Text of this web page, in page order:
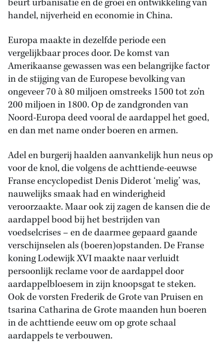
beurt urbanisatie en de groei en ontwikkeling van
handel, nijverheid en economie in China.
Europa maakte in dezelfde periode een
vergelijkbaar proces door. De komst van
Amerikaanse gewassen was een belangrijke factor
in de stijging van de Europese bevolking van
ongeveer 70 à 80 miljoen omstreeks 1500 tot zo’n
200 miljoen in 1800. Op de zandgronden van
Noord-Europa deed vooral de aardappel het goed,
en dan met name onder boeren en armen.
Adel en burgerij haalden aanvankelijk hun neus op
voor de knol, die volgens de achttiende-eeuwse
Franse encyclopedist Denis Diderot ‘melig’ was,
nauwelijks smaak had en winderigheid
veroorzaakte. Maar ook zij zagen de kansen die de
aardappel bood bij het bestrijden van
voedselcrises – en de daarmee gepaard gaande
verschijnselen als (boeren)opstanden. De Franse
koning Lodewijk XVI maakte naar verluidt
persoonlijk reclame voor de aardappel door
aardappelbloesem in zijn knoopsgat te steken.
Ook de vorsten Frederik de Grote van Pruisen en
tsarina Catharina de Grote maanden hun boeren
in de achttiende eeuw om op grote schaal
aardappels te verbouwen.